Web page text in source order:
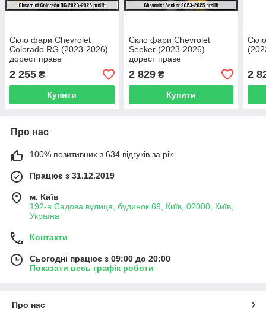
Скло фари Chevrolet
Colorado RG (2023-2026)
дорест праве
2 255 ₴
Купити
Скло фари Chevrolet
Seeker (2023-2026)
дорест праве
2 829₴
Купити
2
Про нас
100% позитивних з 634 відгуків за рік
Працює з 31.12.2019
м. Київ
192-а Садова вулиця, будинок 69, Київ, 02000, Київ,
Україна
Контакти
Сьогодні працює з 09:00 до 20:00
Показати весь графік роботи
Про нас